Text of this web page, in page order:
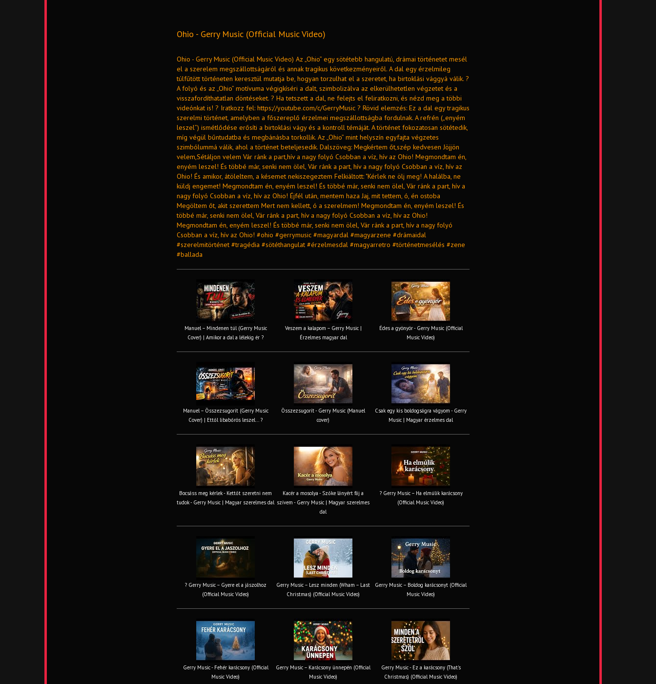
Ohio - Gerry Music (Official Music Video)
Ohio - Gerry Music (Official Music Video) Az „Ohio” egy sötétebb hangulatú, drámai történetet mesél
el a szerelem megszállottságáról és annak tragikus következményeiről. A dal egy érzelmileg
túlfűtött történeten keresztül mutatja be, hogyan torzulhat el a szeretet, ha birtoklási vággyá válik. ?
A folyó és az „Ohio” motívuma végigkíséri a dalt, szimbolizálva az elkerülhetetlen végzetet és a
visszafordíthatatlan döntéseket. ? Ha tetszett a dal, ne felejts el feliratkozni, és nézd meg a többi
videónkat is! ? Iratkozz fel: https://youtube.com/c/GerryMusic ? Rövid elemzés: Ez a dal egy tragikus
szerelmi történet, amelyben a főszereplő érzelmei megszállottságba fordulnak. A refrén („enyém
leszel”) ismétlődése erősíti a birtoklási vágy és a kontroll témáját. A történet fokozatosan sötétedik,
míg végül bűntudatba és megbánásba torkollik. Az „Ohio” mint helyszín egyfajta végzetes
szimbólummá válik, ahol a történet beteljesedik. Dalszöveg: Megkértem őt,szép kedvesen Jöjjön
velem,Sétáljon velem Vár ránk a part,hív a nagy folyó Csobban a víz, hív az Ohio! Megmondtam én,
enyém leszel! És többé már, senki nem ölel, Vár ránk a part, hív a nagy folyó Csobban a víz, hív az
Ohio! És amikor, átöleltem, a késemet nekiszegeztem Felkiáltott: "Kérlek ne ölj meg! A halálba, ne
küldj engemet! Megmondtam én, enyém leszel! És többé már, senki nem ölel, Vár ránk a part, hív a
nagy folyó Csobban a víz, hív az Ohio! Éjfél után, mentem haza Jaj, mit tettem, ó, én ostoba
Megöltem őt, akit szerettem Mert nem kellett, ó a szerelmem! Megmondtam én, enyém leszel! És
többé már, senki nem ölel, Vár ránk a part, hív a nagy folyó Csobban a víz, hív az Ohio!
Megmondtam én, enyém leszel! És többé már, senki nem ölel, Vár ránk a part, hív a nagy folyó
Csobban a víz, hív az Ohio! #ohio #gerrymusic #magyardal #magyarzene #drámaidal
#szerelmitörténet #tragédia #sötéthangulat #érzelmesdal #magyarretro #történetmesélés #zene
#ballada
Manuel – Mindenen túl (Gerry Music
Cover) | Amikor a dal a lélekig ér ?
Veszem a kalapom – Gerry Music |
Érzelmes magyar dal
Édes a gyönyör - Gerry Music (Official
Music Video)
Manuel – Összezsugorít (Gerry Music
Cover) | Ettől libabőrös leszel... ?
Összezsugorít - Gerry Music (Manuel
cover)
Csak egy kis boldogságra vágyom - Gerry
Music | Magyar érzelmes dal
Bocsáss meg kérlek - Kettőt szeretni nem
tudok - Gerry Music | Magyar szerelmes dal
Kacér a mosolya - Szőke lányért fáj a
szívem - Gerry Music | Magyar szerelmes
dal
? Gerry Music – Ha elmúlik karácsony
(Official Music Video)
? Gerry Music – Gyere el a jászolhoz
(Official Music Video)
Gerry Music – Lesz minden (Wham – Last
Christmas) (Official Music Video)
Gerry Music – Boldog karácsonyt (Official
Music Video)
Gerry Music - Fehér karácsony (Official
Music Video)
Gerry Music – Karácsony ünnepén (Official
Music Video)
Gerry Music - Ez a karácsony (That's
Christmas) (Official Music Video)